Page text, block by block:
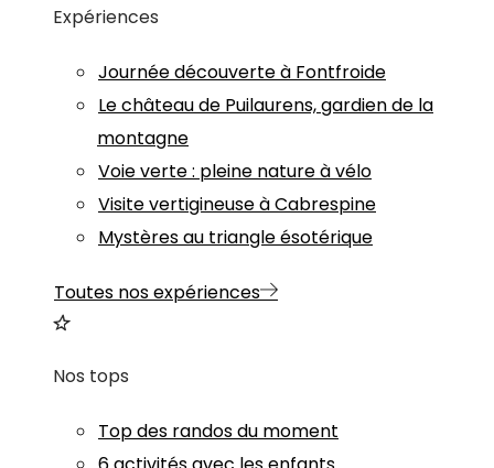
Expériences
Journée découverte à Fontfroide
Le château de Puilaurens, gardien de la
montagne
Voie verte : pleine nature à vélo
Visite vertigineuse à Cabrespine
Mystères au triangle ésotérique
Toutes nos expériences
Nos tops
Top des randos du moment